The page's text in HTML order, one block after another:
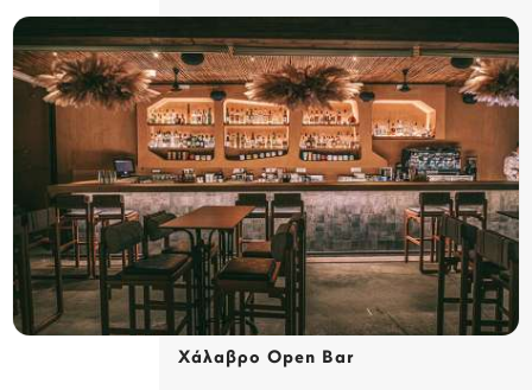
Χάλαβρο Open Bar